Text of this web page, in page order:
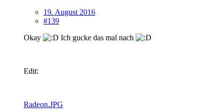
19. August 2016
#139
Okay
Ich gucke das mal nach
Edit:
Radeon.JPG